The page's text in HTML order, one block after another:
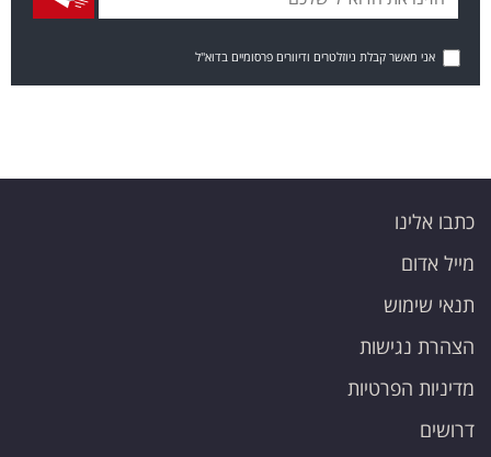
אני מאשר קבלת ניוזלטרים ודיוורים פרסומיים בדוא"ל
כתבו אלינו
מייל אדום
תנאי שימוש
הצהרת נגישות
מדיניות הפרטיות
דרושים